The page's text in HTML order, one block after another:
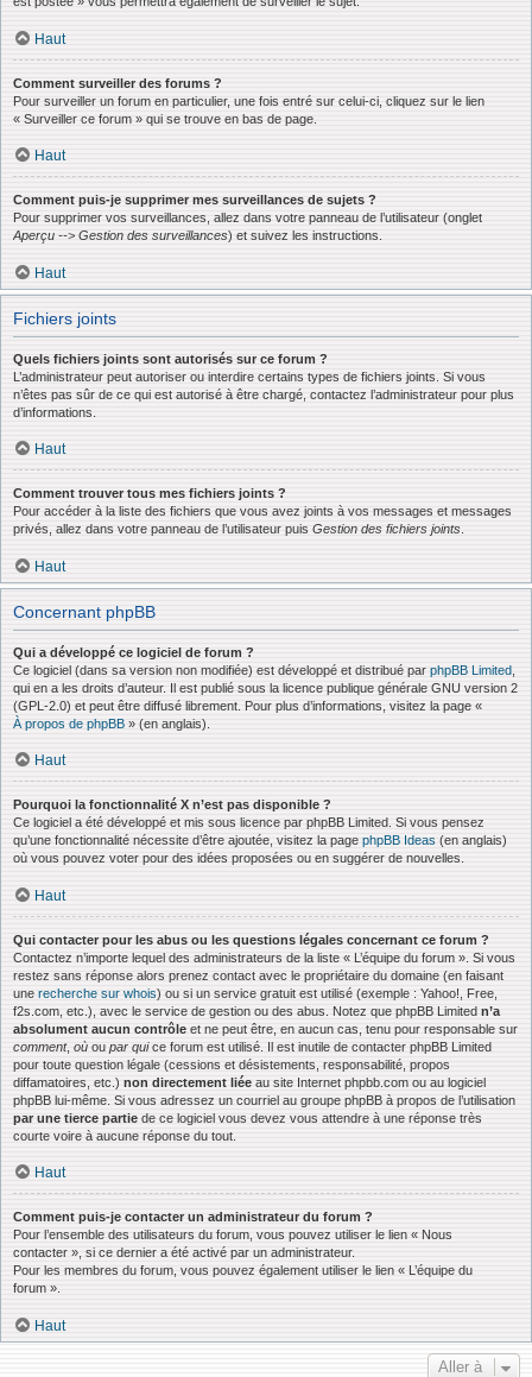
Haut
Comment surveiller des forums ?
Pour surveiller un forum en particulier, une fois entré sur celui-ci, cliquez sur le lien
« Surveiller ce forum » qui se trouve en bas de page.
Haut
Comment puis-je supprimer mes surveillances de sujets ?
Pour supprimer vos surveillances, allez dans votre panneau de l’utilisateur (onglet
Aperçu --> Gestion des surveillances) et suivez les instructions.
Haut
Fichiers joints
Quels fichiers joints sont autorisés sur ce forum ?
L’administrateur peut autoriser ou interdire certains types de fichiers joints. Si vous
n’êtes pas sûr de ce qui est autorisé à être chargé, contactez l’administrateur pour plus
d’informations.
Haut
Comment trouver tous mes fichiers joints ?
Pour accéder à la liste des fichiers que vous avez joints à vos messages et messages
privés, allez dans votre panneau de l’utilisateur puis Gestion des fichiers joints
Haut
Concernant phpBB
Qui a développé ce logiciel de forum ?
Ce logiciel (dans sa version non modifiée) est développé et distribué par phpBB Limited
qui en a les droits d’auteur. Il est publié sous la licence publique générale GNU version 2
(GPL-2.0) et peut être diffusé librement. Pour plus d’informations, visitez la page «
À propos de phpBB » (en anglais).
Haut
Pourquoi la fonctionnalité X n’est pas disponible ?
Ce logiciel a été développé et mis sous licence par phpBB Limited. Si vous pensez
qu’une fonctionnalité nécessite d’être ajoutée, visitez la page phpBB Ideas (en anglais)
où vous pouvez voter pour des idées proposées ou en suggérer de nouvelles.
Haut
Qui contacter pour les abus ou les questions légales concernant ce forum ?
Contactez n’importe lequel des administrateurs de la liste « L’équipe du forum ». Si vous
restez sans réponse alors prenez contact avec le propriétaire du domaine (en faisant
une recherche sur whois) ou si un service gratuit est utilisé (exemple : Yahoo!, Free,
f2s.com, etc.), avec le service de gestion ou des abus. Notez que phpBB Limited n’a
absolument aucun contrôle et ne peut être, en aucun cas, tenu pour responsable sur
comment, où ou par quice forum est utilisé. Il est inutile de contacter phpBB Limited
pour toute question légale (cessions et désistements, responsabilité, propos
diffamatoires, etc.) non directement liée au site Internet phpbb.com ou au logiciel
phpBB lui-même. Si vous adressez un courriel au groupe phpBB à propos de l’utilisation
par une tierce partie de ce logiciel vous devez vous attendre à une réponse très
courte voire à aucune réponse du tout.
Haut
Comment puis-je contacter un administrateur du forum ?
Pour l’ensemble des utilisateurs du forum, vous pouvez utiliser le lien « Nous
contacter », si ce dernier a été activé par un administrateur.
Pour les membres du forum, vous pouvez également utiliser le lien « L’équipe du
forum ».
Haut
Aller à